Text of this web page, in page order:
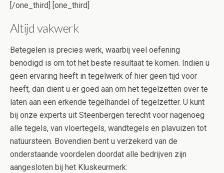
[/one_third] [one_third]
Altijd vakwerk
Betegelen is precies werk, waarbij veel oefening
benodigd is om tot het beste resultaat te komen. Indien u
geen ervaring heeft in tegelwerk of hier geen tijd voor
heeft, dan dient u er goed aan om het tegelzetten over te
laten aan een erkende tegelhandel of tegelzetter. U kunt
bij onze experts uit Steenbergen terecht voor nagenoeg
alle tegels, van vloertegels, wandtegels en plavuizen tot
natuursteen. Bovendien bent u verzekerd van de
onderstaande voordelen doordat alle bedrijven zijn
aangesloten bij het Kluskeurmerk: